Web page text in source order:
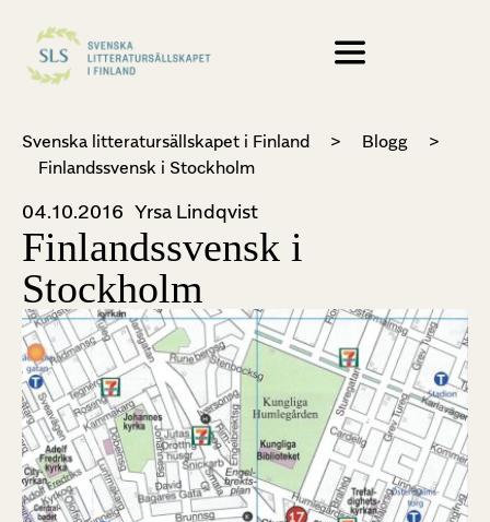
Svenska litteratursällskapet i Finland > Blogg
>
Finlandssvensk i Stockholm
04.10.2016 Yrsa Lindqvist
Finlandssvensk i
Stockholm